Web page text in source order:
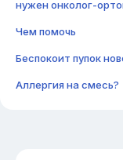
нужен онколог-
Чем помочь
Беспокоит пупок
Аллергия на смесь?